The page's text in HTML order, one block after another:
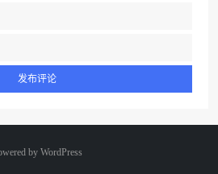
by WordPress